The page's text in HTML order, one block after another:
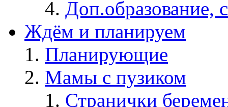
Доп.образование,
Ждём и планируем
Планирующие
Мамы с пузиком
Странички